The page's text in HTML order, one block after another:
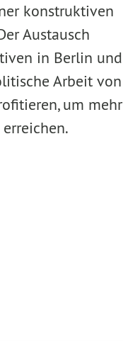
konstruktiven
Austausch
in Berlin und
Arbeit von
um mehr